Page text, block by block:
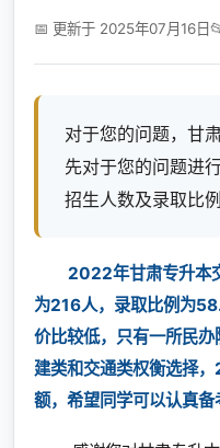
📅 更新于 2025年07月16日
对于您的问题，甘
先对于您的问题进
招生人数及录取比
2022年甘肃专升本
为216人，录取比例为
价比较低，只有一所民
建类和交通类权衡选择
额，希望同学可以认真备